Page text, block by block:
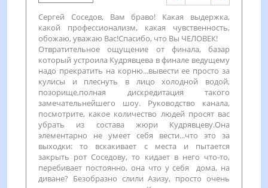
Сергей Соседов, Вам браво! Какая выдержка,
какой профессионализм, какая чувственность,
обожаю, уважаю Вас!Спасибо, что Вы ЧЕЛОВЕК!
Отвратительное ощущение от финала, базар
который устроила Кудрявцева в финале ведущему
надо прекратить на корню...вывести ее просто за
кулисы и плеснуть в лицо холодной водой,
позорище,полная дискредитация такого
замечательнейшего шоу. Руководство канала,
посмотрите, какое количество людей просят вас
убрать из состава жюри Кудрявцеву.Она
элементарно не умеет себя вести...что это за
выходки: то вскакивает с места и пытается
закрыть рот Соседову, то кидает в него что-то,
перебивает постоянно, она что у себя дома, на
диване? Безобразно слили Азизу, просто очень